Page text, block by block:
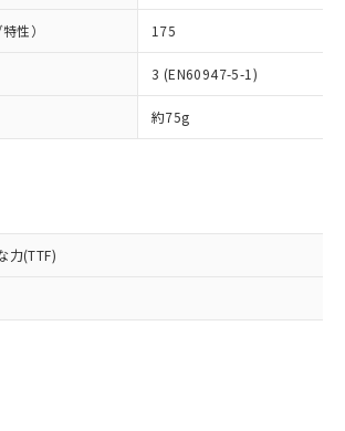
性） 175
3 (EN60947-5-1)
約75g
力(TTF)
客様が当ウェブサイト上で当社にご
された部品リストについて、当社
よび当社の共同利用者が、当社の製
・サービスに関するお客様との取
・商談に必要な範囲で利用すること
証明書ダウンロード
含有証明書をダウンロードするこ
指令（10物質）の非含有証明書
りません。
指令のフタル酸エステル類４
対応品が混在することから備考
キャンセル